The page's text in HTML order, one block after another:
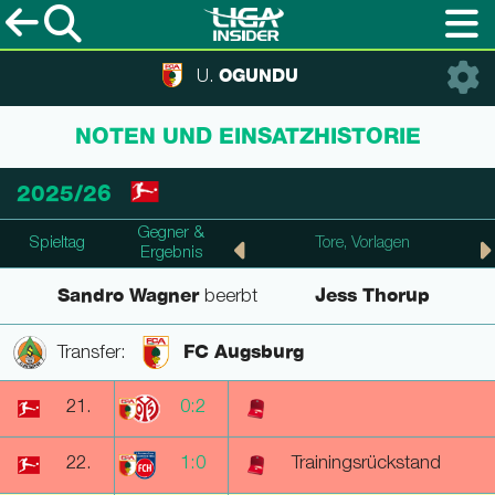
U. OGUNDU
NOTEN UND EINSATZHISTORIE
2025/26
Spieltag
Gegner &
Ergebnis
Punkte, Note Tore, Vorlagen
Sandro Wagner beerbt Jess Thorup
Transfer: FC Augsburg
21. 0:2
22. 1:0 Trainingsrückstand